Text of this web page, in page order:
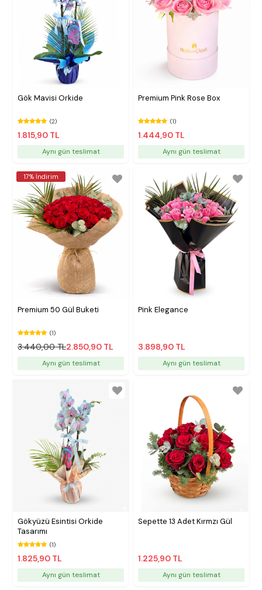
Gök Mavisi Orkide
(2)
1.815,90 TL
Aynı gün teslimat
Premium Pink Rose Box
(1)
1.444,90 TL
Aynı gün teslimat
17% İndirim
Premium 50 Gül Buketi
(1)
3.440,00 TL2.850,90 TL
Aynı gün teslimat
Pink Elegance
3.898,90 TL
Aynı gün teslimat
Gökyüzü Esintisi Orkide
Tasarımı
(1)
1.825,90 TL
Aynı gün teslimat
Sepette 13 Adet Kırmzı Gül
1.225,90 TL
Aynı gün teslimat